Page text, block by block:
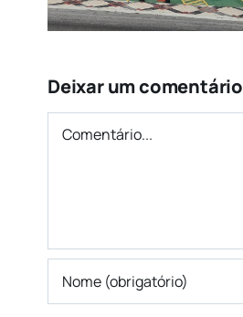
Deixar um comentário
Comentário